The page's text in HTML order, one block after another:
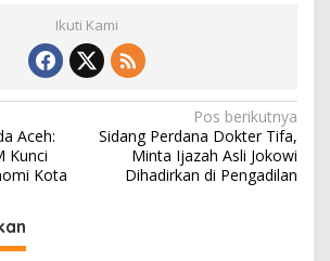
Ikuti Kami
Aceh:
Kunci
Kota
Pos berikutnya
Sidang Perdana Dokter Tifa,
Minta Ijazah Asli Jokowi
Dihadirkan di Pengadilan